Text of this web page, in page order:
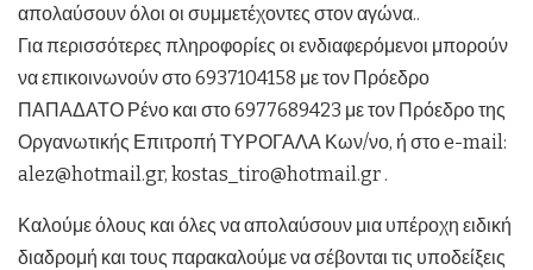
απολαύσουν όλοι οι συμμετέχοντες στον αγώνα..
Για περισσότερες πληροφορίες οι ενδιαφερόμενοι μπορούν
να επικοινωνούν στο 6937104158 με τον Πρόεδρο
ΠΑΠΑΔΑΤΟ Ρένο και στο 6977689423 με τον Πρόεδρο της
Οργανωτικής Επιτροπή ΤΥΡΟΓΑΛΑ Κων/νο, ή στο e-mail:
alez@hotmail.gr, kostas_tiro@hotmail.gr .
Καλούμε όλους και όλες να απολαύσουν μια υπέροχη ειδική
διαδρομή και τους παρακαλούμε να σέβονται τις υποδείξεις